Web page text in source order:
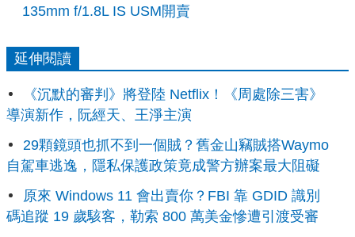
135mm f/1.8L IS USM開賣
延伸閱讀
《沉默的審判》將登陸 Netflix！《周處除三害》
導演新作，阮經天、王淨主演
29顆鏡頭也抓不到一個賊？舊金山竊賊搭Waymo
自駕車逃逸，隱私保護政策竟成警方辦案最大阻礙
原來 Windows 11 會出賣你？FBI 靠 GDID 識別
碼追蹤 19 歲駭客，勒索 800 萬美金慘遭引渡受審